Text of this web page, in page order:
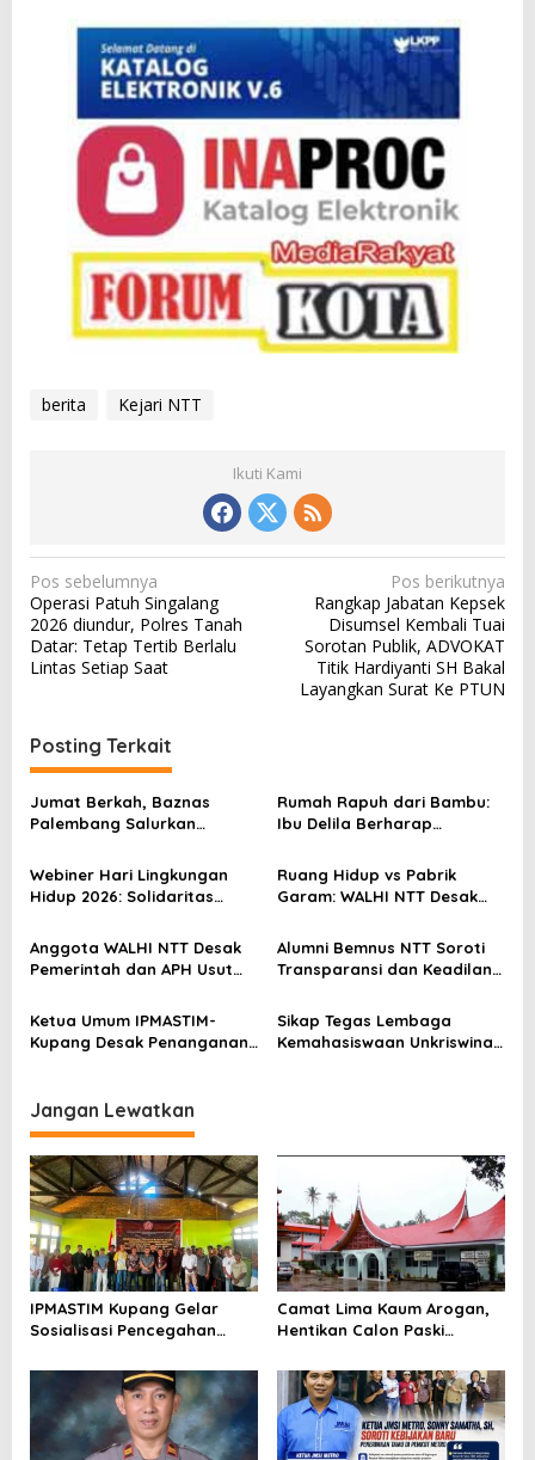
berita Kejari NTT
Ikuti Kami
N
a
v
i
a
s
i
o
s
Pos sebelumnya
Operasi Patuh Singalang
2026 diundur, Polres Tanah
Datar: Tetap Tertib Berlalu
Lintas Setiap Saat
Pos berikutnya
Rangkap Jabatan Kepsek
Disumsel Kembali Tuai
Sorotan Publik, ADVOKAT
Titik Hardiyanti SH Bakal
Layangkan Surat Ke PTUN
Posting Terkait
Jumat Berkah, Baznas
Palembang Salurkan
Kertapati
Rumah Rapuh dari Bambu:
Ibu Delila Berharap
Dinas Sosial
Webiner Hari Lingkungan
Hidup 2026: Solidaritas
Soroti Dampak Krisis Iklim
dan Ruang hidup di NTT
Ruang Hidup vs Pabrik
Garam: WALHI NTT Desak
Ndao Berubah Permanen
Anggota WALHI NTT Desak
Pemerintah dan APH Usut
Kayu Sonokeling Ilegal di
TTU
Alumni Bemnus NTT Soroti
Transparansi dan Keadilan
Kekerasan Seksual di
Unkriswina Sumba
Ketua Umum IPMASTIM-
Kupang Desak Penanganan
Sikap Tegas Lembaga
Kemahasiswaan Unkriswina
Jangan Lewatkan
IPMASTIM Kupang Gelar
Sosialisasi Pencegahan
KDRT di Desa Kondamara
Camat Lima Kaum Arogan,
Hentikan Calon Paski
Anak Drop”